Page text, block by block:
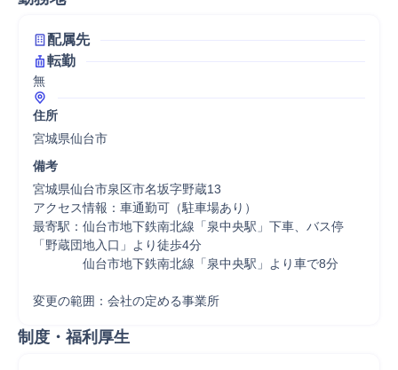
配属先
転勤
無
住所
宮城県仙台市
備考
宮城県仙台市泉区市名坂字野蔵13
アクセス情報：車通勤可（駐車場あり）
最寄駅：仙台市地下鉄南北線「泉中央駅」下車、バス停
「野蔵団地入口」より徒歩4分
仙台市地下鉄南北線「泉中央駅」より車で8分
変更の範囲：会社の定める事業所
制度・福利厚生